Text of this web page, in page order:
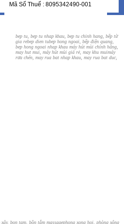
Mã Số Thuế : 8095342490-001
bep tu, bep tu nhap khau, bep tu chinh hang, bếp từ
gia rebep dien tubep hong ngoai, bếp điện quang,
bep hong ngoai nhap khau máy hút mùi chính hãng,
may hut mui, máy hút mùi giá rẻ, may khu muimáy
rửa chén, may rua bat nhap khau, may rua bat duc,
bon tam, bồn tắm massagephong xong hoi, phòng xông